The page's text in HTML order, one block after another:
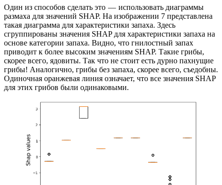
Один из способов сделать это — использовать диаграммы
размаха для значений SHAP. На изображении 7 представлена
такая диаграмма для характеристики запаха. Здесь
сгруппированы значения SHAP для характеристики запаха на
основе категории запаха. Видно, что гнилостный запах
приводит к более высоким значениям SHAP. Такие грибы,
скорее всего, ядовиты. Так что не стоит есть дурно пахнущие
грибы! Аналогично, грибы без запаха, скорее всего, съедобны.
Одиночная оранжевая линия означает, что все значения SHAP
для этих грибов были одинаковыми.